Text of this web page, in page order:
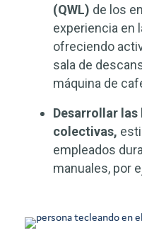
(QWL) de los
experiencia en
ofreciendo
sala de
máquina de
Desarrollar
colectivas,
empleados
manuales, por